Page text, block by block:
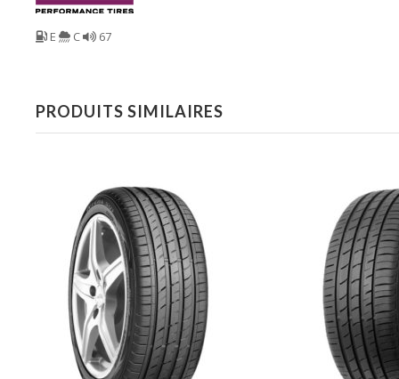
E C 67
PRODUITS SIMILAIRES